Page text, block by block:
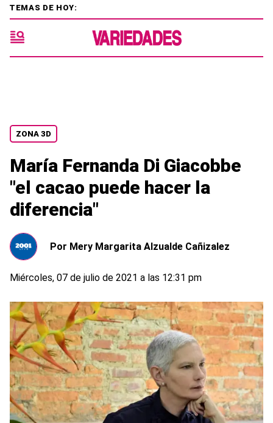
ZONA 3D
María Fernanda Di Giacobbe
"el cacao puede hacer la
diferencia"
Por Mery Margarita Alzualde Cañizalez
Miércoles, 07 de julio de 2021 a las 12:31 pm
TEMAS DE HOY: